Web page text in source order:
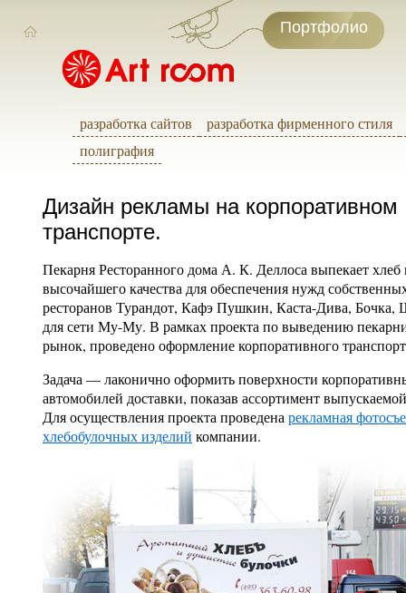
Портфолио
разработка сайтов
разработка фирменного стиля
полиграфия
Дизайн рекламы на корпоративном
транспорте.
Пекарня Ресторанного дома А. К. Деллоса выпекает хлеб
высочайшего качества для обеспечения нужд
ресторанов Турандот, Кафэ Пушкин, Каста-Дива,
для сети Му-Му. В рамках проекта по выведению
рынок, проведено оформление корпоративного
Задача — лаконично оформить поверхности
автомобилей доставки, показав ассортимент
Для осуществления проекта проведена рекламная
хлебобулочных изделий компании.